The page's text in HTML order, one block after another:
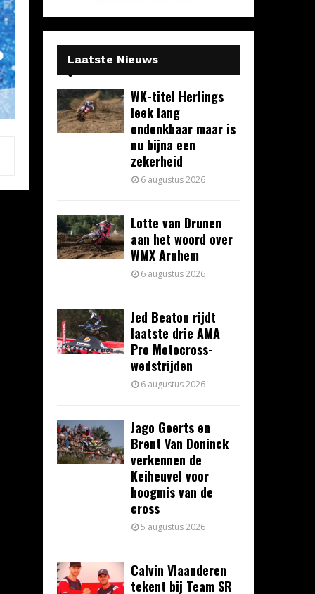
Laatste Nieuws
WK-titel Herlings
leek lang
ondenkbaar maar is
nu bijna een
zekerheid
6 augustus 2026
Lotte van Drunen
aan het woord over
WMX Arnhem
6 augustus 2026
Jed Beaton rijdt
laatste drie AMA
Pro Motocross-
wedstrijden
6 augustus 2026
Jago Geerts en
Brent Van Doninck
verkennen de
Keiheuvel voor
hoogmis van de
cross
5 augustus 2026
Calvin Vlaanderen
tekent bij Team SR